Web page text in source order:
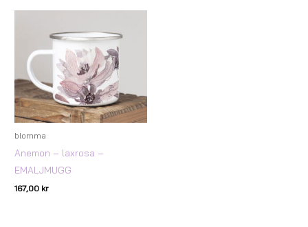
blomma
Anemon – laxrosa –
EMALJMUGG
167,00 kr